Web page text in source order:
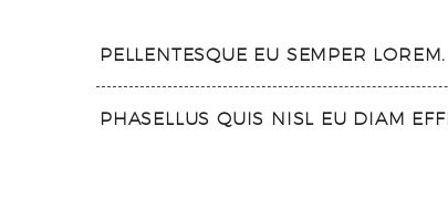
PELLENTESQUE EU SEMPER
PHASELLUS QUIS NISL EU DIAM